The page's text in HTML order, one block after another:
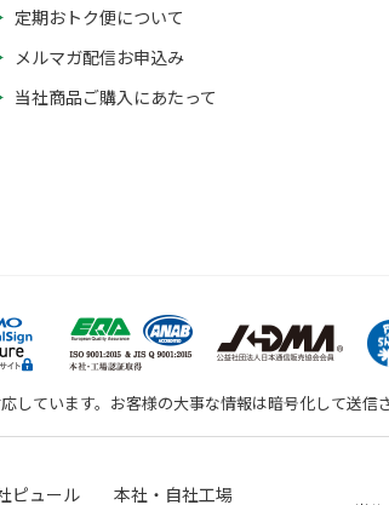
定期おトク便について
メルマガ配信お申込み
当社商品ご購入にあたって
しています。お客様の大事な情報は暗号化して送信
ピュール 本社・自社工場